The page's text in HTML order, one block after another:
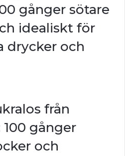
gånger sötare
idealiskt för
drycker och
från
gånger
och